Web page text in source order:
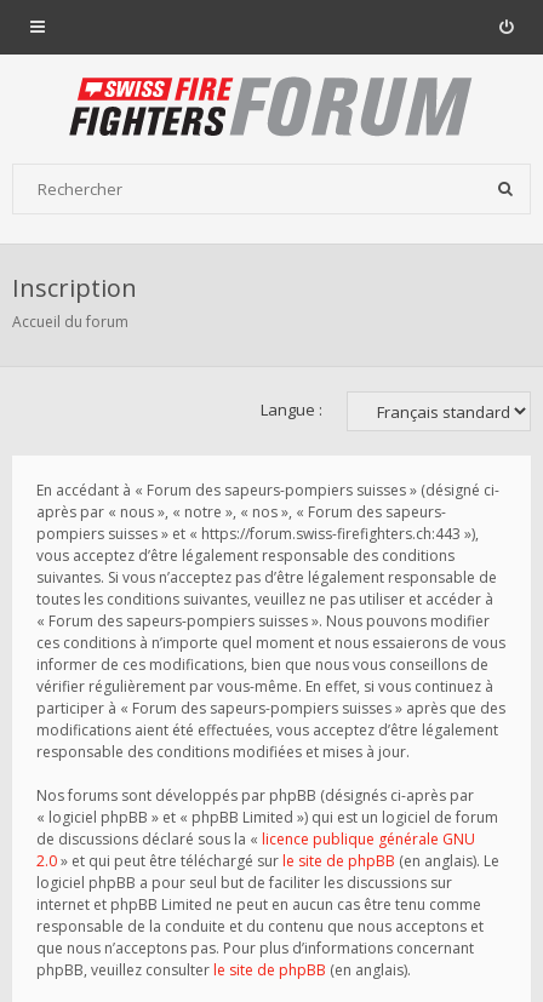
Inscription
Accueil du forum
Langue :
En accédant à « Forum des sapeurs-pompiers suisses » (désigné ci-
après par « nous », « notre », « nos », « Forum des sapeurs-
pompiers suisses » et « https://forum.swiss-firefighters.ch:443 »),
vous acceptez d’être légalement responsable des conditions
suivantes. Si vous n’acceptez pas d’être légalement responsable de
toutes les conditions suivantes, veuillez ne pas utiliser et accéder à
« Forum des sapeurs-pompiers suisses ». Nous pouvons modifier
ces conditions à n’importe quel moment et nous essaierons de vous
informer de ces modifications, bien que nous vous conseillons de
vérifier régulièrement par vous-même. En effet, si vous continuez à
participer à « Forum des sapeurs-pompiers suisses » après que des
modifications aient été effectuées, vous acceptez d’être légalement
responsable des conditions modifiées et mises à jour.
Nos forums sont développés par phpBB (désignés ci-après par
« logiciel phpBB » et « phpBB Limited ») qui est un logiciel de forum
de discussions déclaré sous la « licence publique générale GNU
2.0» et qui peut être téléchargé sur le site de phpBB (en anglais). Le
logiciel phpBB a pour seul but de faciliter les discussions sur
internet et phpBB Limited ne peut en aucun cas être tenu comme
responsable de la conduite et du contenu que nous acceptons et
que nous n’acceptons pas. Pour plus d’informations concernant
phpBB, veuillez consulter le site de phpBB (en anglais).